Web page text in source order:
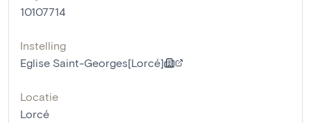
10107714
Instelling
Eglise Saint-Georges[Lorcé]
Locatie
Lorcé